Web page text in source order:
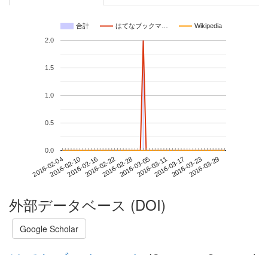
合計 はてなブックマ… Wikipedia
2016-02-042016-02-102016-02-162016-02-222016-02-282016-03-052016-03-112016-03-172016-03-232016-03-29
0.0
0.5
1.0
1.5
2.0
外部データベース (DOI)
Google Scholar